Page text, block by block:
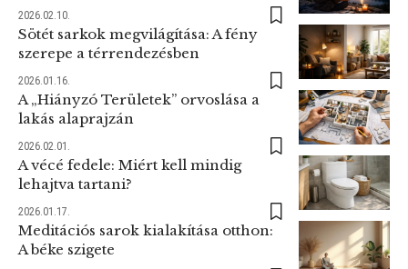
2026.02.10.
Sötét sarkok megvilágítása: A fény
szerepe a térrendezésben
2026.01.16.
A „Hiányzó Területek” orvoslása a
lakás alaprajzán
2026.02.01.
A vécé fedele: Miért kell mindig
lehajtva tartani?
2026.01.17.
Meditációs sarok kialakítása otthon:
A béke szigete